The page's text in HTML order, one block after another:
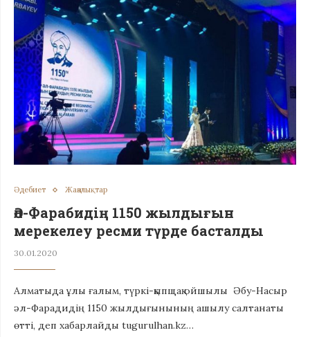
Әдебиет Жаңалықтар
Әл-Фарабидің 1150 жылдығын
мерекелеу ресми түрде басталды
30.01.2020
Алматыда ұлы ғалым, түркі-қыпщақ ойшылы Әбу-Насыр
әл-Фарадидің 1150 жылдығынының ашылу салтанаты
өтті, деп хабарлайды tugurulhan.kz…